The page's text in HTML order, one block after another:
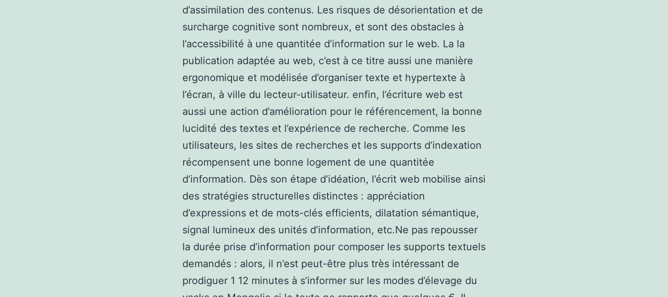
d’assimilation des contenus. Les risques de désorientation et de
surcharge cognitive sont nombreux, et sont des obstacles à
l’accessibilité à une quantitée d’information sur le web. La la
publication adaptée au web, c’est à ce titre aussi une manière
ergonomique et modélisée d’organiser texte et hypertexte à
l’écran, à ville du lecteur-utilisateur. enfin, l’écriture web est
aussi une action d’amélioration pour le référencement, la bonne
lucidité des textes et l’expérience de recherche. Comme les
utilisateurs, les sites de recherches et les supports d’indexation
récompensent une bonne logement de une quantitée
d’information. Dès son étape d’idéation, l’écrit web mobilise ainsi
des stratégies structurelles distinctes : appréciation
d’expressions et de mots-clés efficients, dilatation sémantique,
signal lumineux des unités d’information, etc.Ne pas repousser
la durée prise d’information pour composer les supports textuels
demandés : alors, il n’est peut-être plus très intéressant de
prodiguer 1 12 minutes à s’informer sur les modes d’élevage du